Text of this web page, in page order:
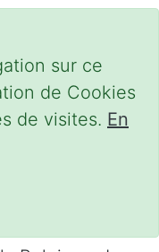
sur ce
de Cookies
de visites. En
FAP à